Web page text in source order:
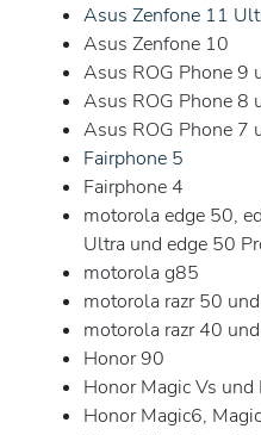
Asus Zenfone 11
Asus Zenfone 10
Asus ROG Phone 9
Asus ROG Phone 8
Asus ROG Phone 7
Fairphone 5
Fairphone 4
motorola edge 50,
Ultra und edge 50
motorola g85
motorola razr 50
motorola razr 40
Honor 90
Honor Magic Vs
Honor Magic6,